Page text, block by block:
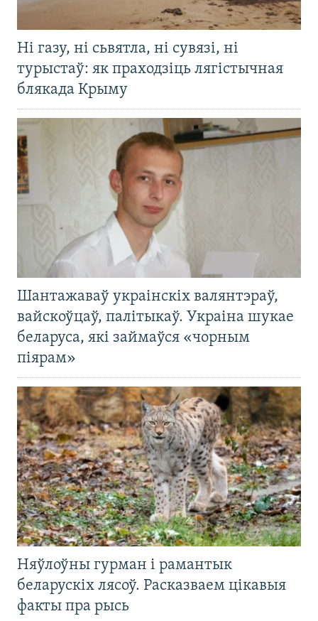
Ні газу, ні сьвятла, ні сувязі, ні
турыстаў: як праходзіць лягістычная
блякада Крыму
Шантажаваў украінскіх валянтэраў,
вайскоўцаў, палітыкаў. Украіна шукае
беларуса, які займаўся «чорным
піярам»
Няўлоўны гурман і рамантык
беларускіх лясоў. Расказваем цікавыя
факты пра рысь